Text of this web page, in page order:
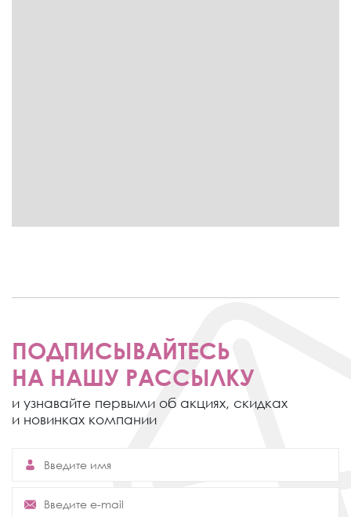
ПОДПИСЫВАЙТЕСЬ
НА НАШУ РАССЫЛКУ
и узнавайте первыми об акциях, скидках
и новинках компании